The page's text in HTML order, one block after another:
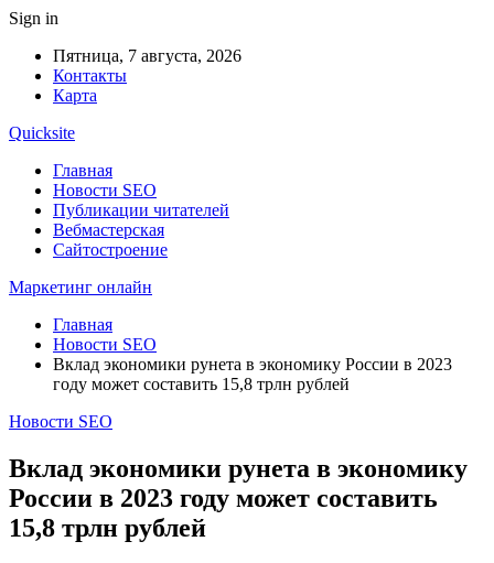
Sign in
Пятница, 7 августа, 2026
Контакты
Карта
Quicksite
Главная
Новости SEO
Публикации читателей
Вебмастерская
Сайтостроение
Маркетинг онлайн
Главная
Новости SEO
Вклад экономики рунета в экономику России в 2023
году может составить 15,8 трлн рублей
Новости SEO
Вклад экономики рунета в экономику
России в 2023 году может составить
15,8 трлн рублей